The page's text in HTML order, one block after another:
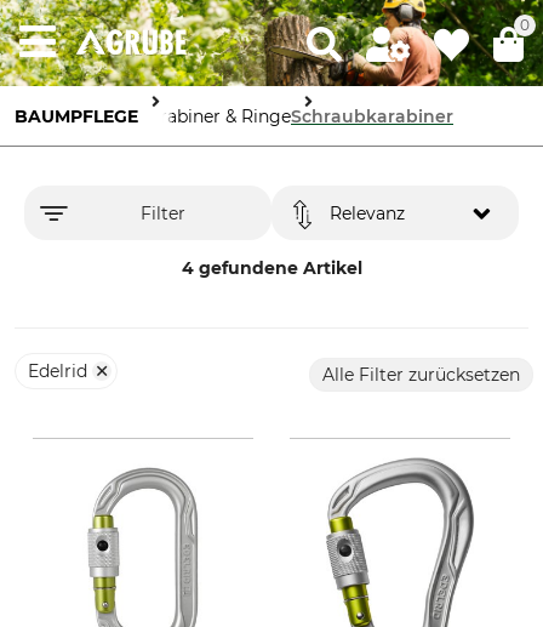
0
BAUMPFLEGE Karabiner & RingeSchraubkarabiner
Filter
4 gefundene Artikel
Relevanz
Edelrid Alle Filter zurücksetzen